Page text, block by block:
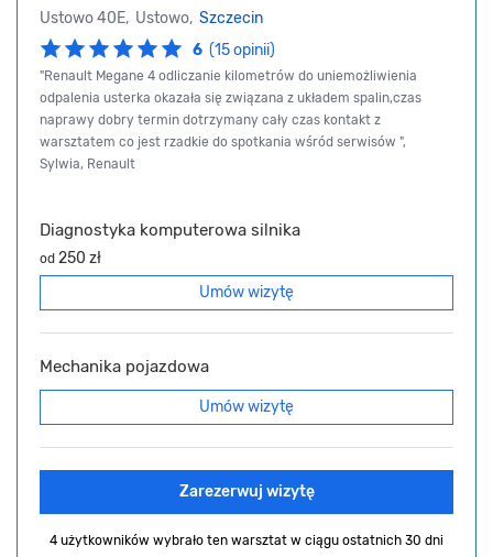
Ustowo 40E, Ustowo, Szczecin
6 (15 opinii)
"Renault Megane 4 odliczanie kilometrów do uniemożliwienia
odpalenia usterka okazała się związana z układem spalin,czas
naprawy dobry termin dotrzymany cały czas kontakt z
warsztatem co jest rzadkie do spotkania wśród serwisów ",
Sylwia, Renault
Diagnostyka komputerowa silnika
od 250 zł
Umów wizytę
Mechanika pojazdowa
Umów wizytę
Zarezerwuj wizytę
4 użytkowników wybrało ten warsztat w ciągu ostatnich 30 dni